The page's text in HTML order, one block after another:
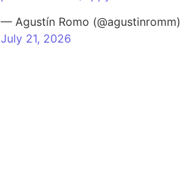
— Agustín Romo (@agustinromm)
July 21, 2026